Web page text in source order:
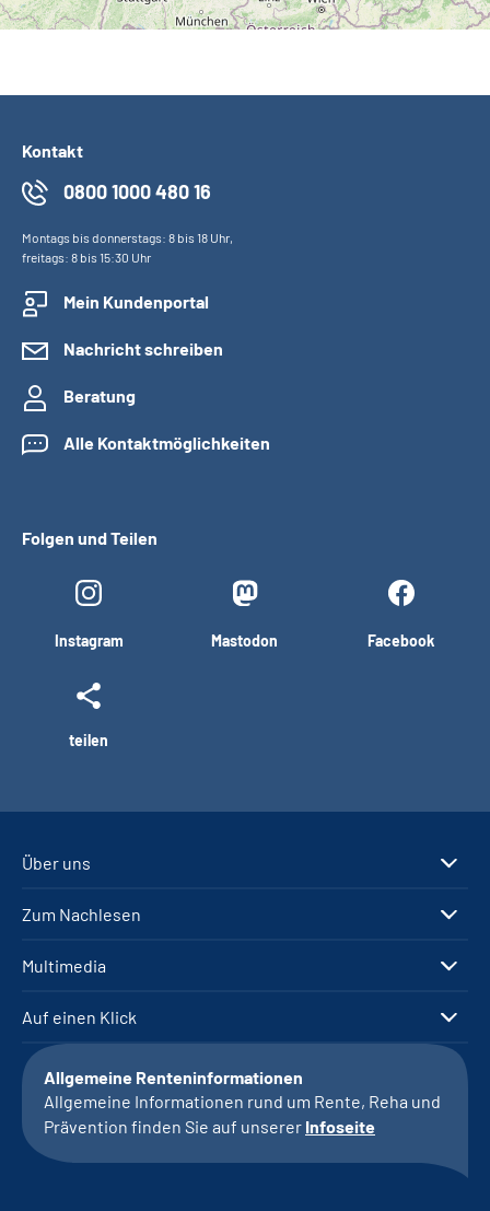
Kontakt
0800 1000 480 16
Montags bis donnerstags: 8 bis 18 Uhr,
freitags: 8 bis 15:30 Uhr
Mein Kundenportal
Nachricht schreiben
Beratung
Alle Kontaktmöglichkeiten
Folgen und Teilen
Instagram Mastodon Facebook
teilen
Über uns
Zum Nachlesen
Multimedia
Auf einen Klick
Allgemeine Renteninformationen
Allgemeine Informationen rund um Rente, Reha und
Prävention finden Sie auf unserer Infoseite